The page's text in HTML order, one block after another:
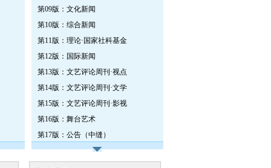
第09版：文化新闻
第10版：综合新闻
第11版：理论·国家社科基金
第12版：国际新闻
第13版：文艺评论周刊·视点
第14版：文艺评论周刊·文学
第15版：文艺评论周刊·影视
第16版：舞台艺术
第17版：公告（中缝）